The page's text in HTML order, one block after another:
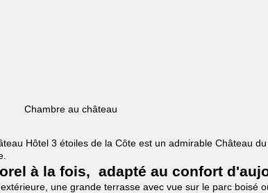
Chambre au château
Hôtel 3 étoiles de la Côte est un admirable Château
à la fois, adapté au confort
une grande terrasse avec vue sur le parc boisé